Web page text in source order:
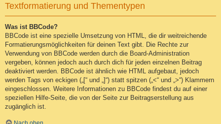
Textformatierung und Thementypen
Was ist BBCode?
BBCode ist eine spezielle Umsetzung von HTML, die dir weitreichende
Formatierungsmöglichkeiten für deinen Text gibt. Die Rechte zur
Verwendung von BBCode werden durch die Board-Administration
vergeben, können jedoch auch durch dich für jeden einzelnen Beitrag
deaktiviert werden. BBCode ist ähnlich wie HTML aufgebaut, jedoch
werden Tags von eckigen („[“ und „]“) statt spitzen („<“ und „>“) Klammern
eingeschlossen. Weitere Informationen zu BBCode findest du auf einer
speziellen Hilfe-Seite, die von der Seite zur Beitragserstellung aus
zugänglich ist.